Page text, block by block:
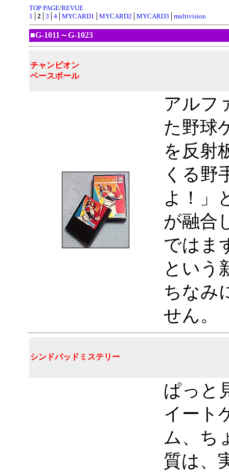
TOP PAGE/REVUE
1
2 3 4│ MYCARD1 MYCARD2 MYCARD3 multivision
■G-1011～G-1023
チャンピオン
ベースボール
アルフ
た野球
を反射
くる野
よ！」
が融合
ではま
とい
ちなみ
せん。
シンドバッドミステリー
ぱっと
イート
ム、ち
質は、